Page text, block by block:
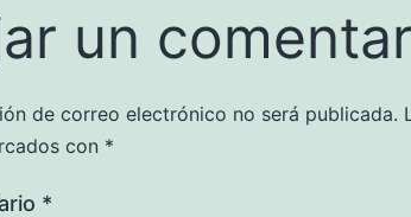
un
de correo electrónico no será publicada.
con *
*